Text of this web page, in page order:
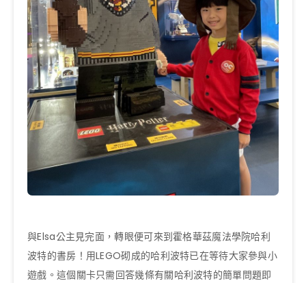
與Elsa公主見完面，轉眼便可來到霍格華茲魔法學院哈利
波特的書房！用LEGO砌成的哈利波特已在等待大家參與小
遊戲。這個關卡只需回答幾條有關哈利波特的簡單問題即